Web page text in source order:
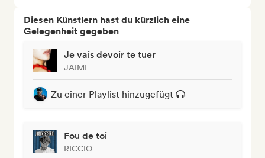
Diesen Künstlern hast du kürzlich eine
Gelegenheit gegeben
Je vais devoir te tuer
JAIME
Zu einer Playlist hinzugefügt
Fou de toi
RICCIO